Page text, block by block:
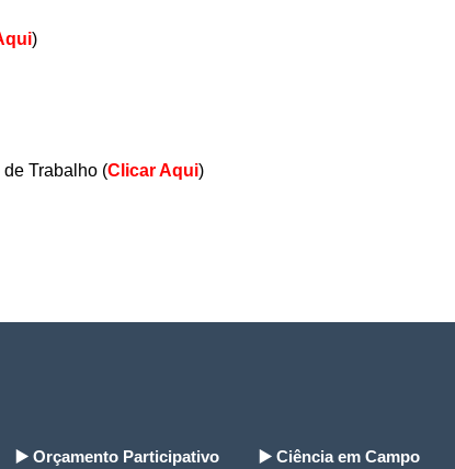
)
Trabalho (Clicar Aqui)
▶️ Orçamento Participativo ▶️ Ciência em Campo